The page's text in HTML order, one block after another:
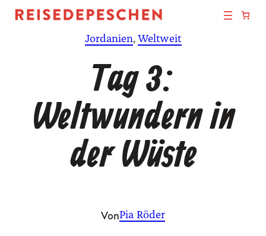
Zum
Jordanien, Weltweit
Tag 3:
Weltwundern in
der Wüste
VonPia Röder